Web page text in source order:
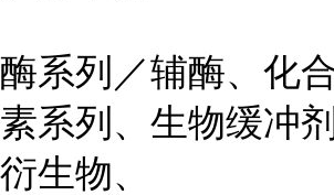
酶系列／辅酶、化
素系列、生物缓冲
衍生物、